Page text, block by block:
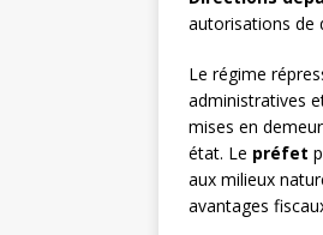
autorisations de
Le régime
administratives
mises en
état. Le préfet
aux milieux
avantages